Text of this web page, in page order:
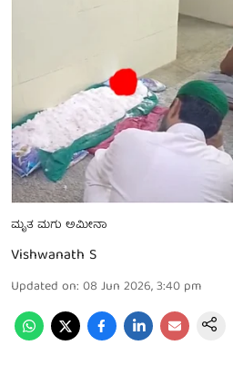
ಮೃತ ಮಗು ಅಮೀನಾ
Vishwanath S
Updated on: 08 Jun 2026, 3:40 pm